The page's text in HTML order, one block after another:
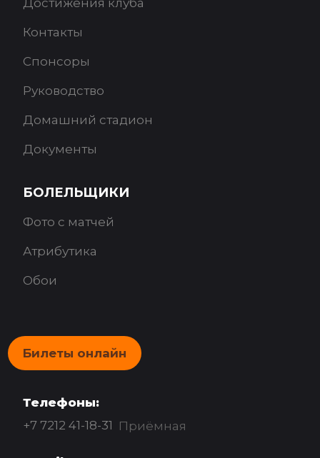
Достижения клуба
Контакты
Спонсоры
Руководство
Домашний стадион
Документы
БОЛЕЛЬЩИКИ
Фото с матчей
Атрибутика
Обои
Билеты онлайн
Телефоны:
+7 7212 41-18-31 Приёмная